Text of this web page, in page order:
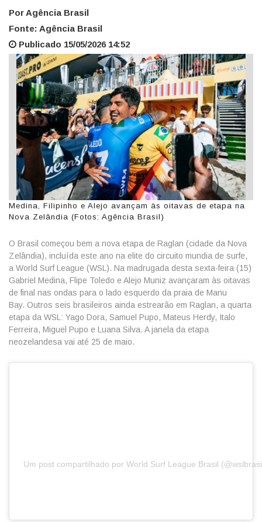
Por Agência Brasil
Fonte: Agência Brasil
Publicado 15/05/2026 14:52
Medina, Filipinho e Alejo avançam às oitavas de etapa na
Nova Zelândia (Fotos: Agência Brasil)
O Brasil começou bem a nova etapa de Raglan (cidade da Nova
Zelândia), incluída este ano na elite do circuito mundia de surfe,
a World Surf League (WSL). Na madrugada desta sexta-feira (15)
Gabriel Medina, Flipe Toledo e Alejo Muniz avançaram às oitavas
de final nas ondas para o lado esquerdo da praia de Manu
Bay. Outros seis brasileiros ainda estrearão em Raglan, a quarta
etapa da WSL: Yago Dora, Samuel Pupo, Mateus Herdy, Italo
Ferreira, Miguel Pupo e Luana Silva. A janela da etapa
neozelandesa vai até 25 de maio.
Um post compartilhado por World Surf League Brasil